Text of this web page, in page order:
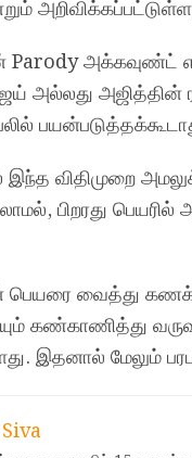
Parody
அல்லது
இந்த விதிமுறை
பிறரது
வைத்து
கண்காணித்து
இதனால் மேலும்